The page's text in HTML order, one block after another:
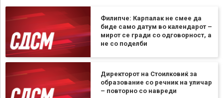
Филипче: Карпалак не смее да
биде само датум во календарот –
мирот се гради со одговорност, а
не со поделби
Директорот на Стоилковиќ за
образование со речник на уличар
– повторно со навреди